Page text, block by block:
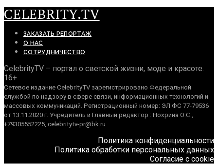
CELEBRITY.TV
ЗАКАЗАТЬ РЕПОРТАЖ
О НАС
СОТРУДНИЧЕСТВО
CelebrityTV – портал о светской жизни, моде и красоте.
16+
Сетевое издание CelebrityTV зарегистрировано Федеральной
службой по надзору в сфере связи, информационных технологий и
массовых коммуникаций. Регистрационный номер: ЭЛ ФС 77-79536
от 13.11.2020 г. Учредитель и Главный редактор : Нохрина О.С.,
+79305552225, celebritytv-pr@bk.ru
Политика конфиденциальности
Политика обработки персональных данных
Согласие с cookie